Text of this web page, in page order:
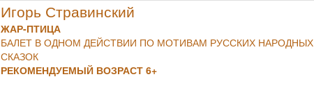
Игорь Стравинский
ЖАР-ПТИЦА
БАЛЕТ В ОДНОМ ДЕЙСТВИИ ПО МОТИВАМ РУССКИХ НАРОДНЫХ
СКАЗОК
РЕКОМЕНДУЕМЫЙ ВОЗРАСТ 6+